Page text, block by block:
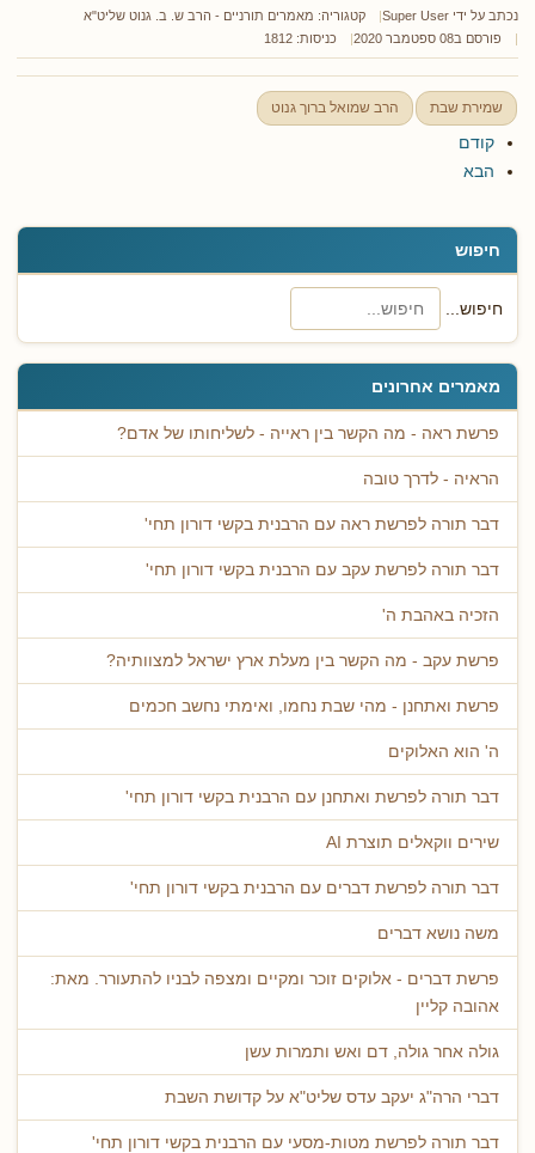
חיפוש
חיפוש...
מאמרים אחרונים
פרשת ראה - מה הקשר בין ראייה - לשליחותו של אדם?
הראיה - לדרך טובה
דבר תורה לפרשת ראה עם הרבנית בקשי דורון תחי'
דבר תורה לפרשת עקב עם הרבנית בקשי דורון תחי'
הזכיה באהבת ה'
פרשת עקב - מה הקשר בין מעלת ארץ ישראל למצוותיה?
פרשת ואתחנן - מהי שבת נחמו, ואימתי נחשב חכמים
ה' הוא האלוקים
דבר תורה לפרשת ואתחנן עם הרבנית בקשי דורון תחי'
שירים ווקאלים תוצרת AI
דבר תורה לפרשת דברים עם הרבנית בקשי דורון תחי'
משה נושא דברים
פרשת דברים - אלוקים זוכר ומקיים ומצפה לבניו להתעורר. מאת:
אהובה קליין
גולה אחר גולה, דם ואש ותמרות עשן
דברי הרה"ג יעקב עדס שליט"א על קדושת השבת
דבר תורה לפרשת מטות-מסעי עם הרבנית בקשי דורון תחי'
נכתב על ידי Super User קטגוריה: מאמרים תורניים - הרב ש. ב. גנוט שליט"א
פורסם ב08 ספטמבר 2020
כניסות: 1812
שמירת שבת הרב שמואל ברוך גנוט
קודם
הבא